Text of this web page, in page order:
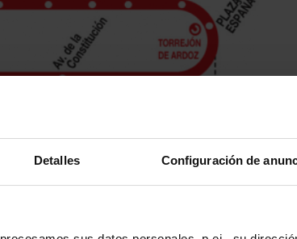
Detalles Configuración de